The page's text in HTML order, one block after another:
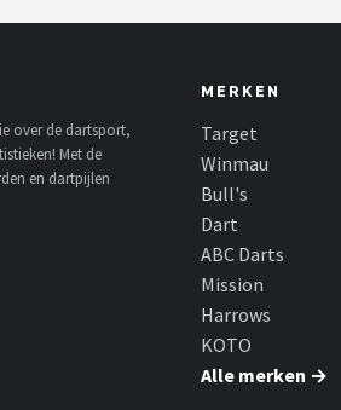
over de dartsport,
Met de
en dartpijlen
MERKEN
Target
Winmau
Bull's
Dart
ABC Darts
Mission
Harrows
KOTO
Alle merken →